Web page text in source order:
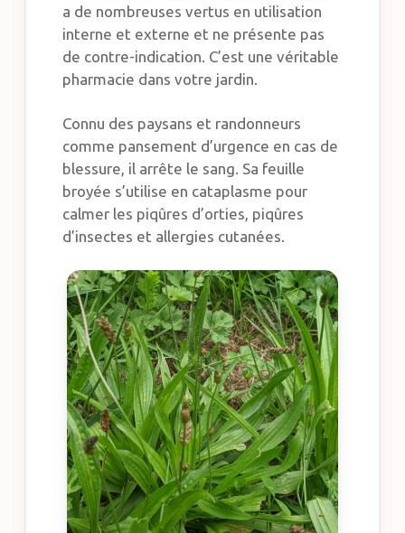
a de nombreuses vertus en utilisation
interne et externe et ne présente pas
de contre-indication. C’est une véritable
pharmacie dans votre jardin.
Connu des paysans et randonneurs
comme pansement d’urgence en cas de
blessure, il arrête le sang. Sa feuille
broyée s’utilise en cataplasme pour
calmer les piqûres d’orties, piqûres
d’insectes et allergies cutanées.